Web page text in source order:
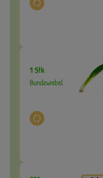
Auswahl ändern
1 Stk
Bundzwiebel
Auswahl ändern